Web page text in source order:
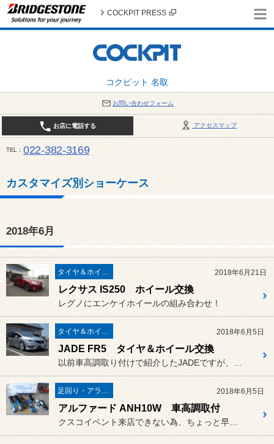
コクピット 名取
COCKPIT PRESS
お問い合わせフォーム
アクセスマップ
お店に電話する
TEL 022-382-3169
カスタマイズ別ショーケース
2018年6月
タイヤ＆ホイール 2018年6月21日
レクサス IS250 ホイール交換
レグノにエンケイホイールの組み合わせ！
タイヤ＆ホイール 2018年6月5日
JADE FR5 タイヤ＆ホイール交換
足回り・アライメント 2018年6月5日
アルファード ANH10W 車高調取付